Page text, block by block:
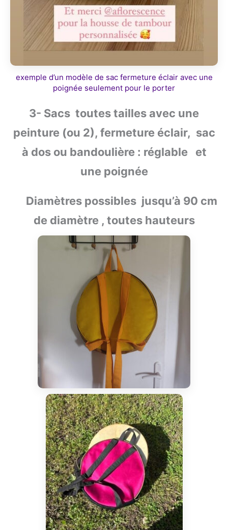
exemple d’un modèle de sac fermeture éclair avec une
poignée seulement pour le porter
3- Sacs toutes tailles avec une
peinture (ou 2), fermeture éclair, sac
à dos ou bandoulière : réglable et
une poignée
Diamètres possibles jusqu’à 90 cm
de diamètre , toutes hauteurs